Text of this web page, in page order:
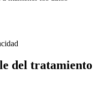
del tratamiento